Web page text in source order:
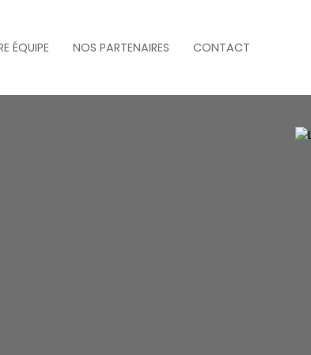
ÉQUIPE NOS PARTENAIRES CONTACT